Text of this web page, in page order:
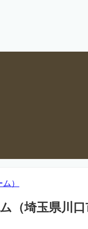
）
（埼玉県川